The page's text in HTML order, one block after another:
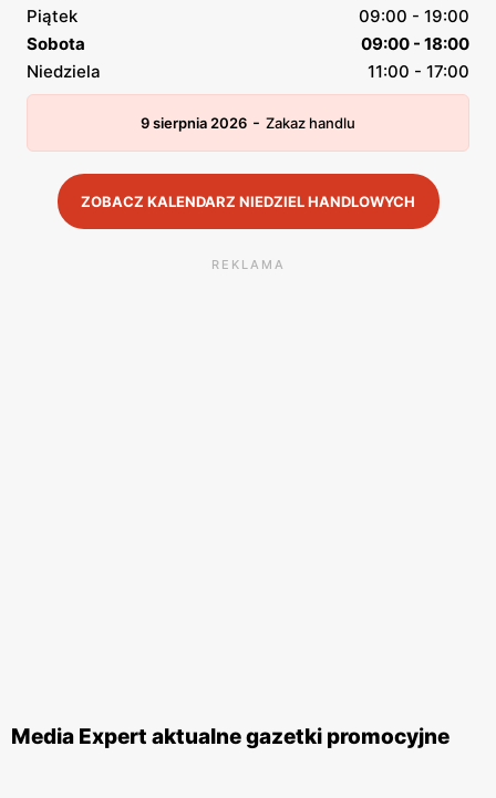
Piątek
09:00 - 19:00
Sobota
09:00 - 18:00
Niedziela
11:00 - 17:00
9 sierpnia 2026 - Zakaz handlu
ZOBACZ KALENDARZ NIEDZIEL HANDLOWYCH
REKLAMA
Media Expert aktualne gazetki promocyjne